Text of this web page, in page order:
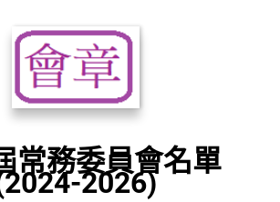
常務委員會名單
2026)